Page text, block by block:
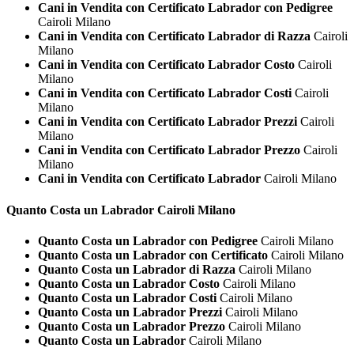
Cani in Vendita con Certificato Labrador con Pedigree
Cairoli Milano
Cani in Vendita con Certificato Labrador di Razza Cairoli
Milano
Cani in Vendita con Certificato Labrador Costo Cairoli
Milano
Cani in Vendita con Certificato Labrador Costi Cairoli
Milano
Cani in Vendita con Certificato Labrador Prezzi Cairoli
Milano
Cani in Vendita con Certificato Labrador Prezzo Cairoli
Milano
Cani in Vendita con Certificato Labrador Cairoli Milano
Quanto Costa un Labrador Cairoli Milano
Quanto Costa un Labrador con Pedigree Cairoli Milano
Quanto Costa un Labrador con Certificato Cairoli Milano
Quanto Costa un Labrador di Razza Cairoli Milano
Quanto Costa un Labrador Costo Cairoli Milano
Quanto Costa un Labrador Costi Cairoli Milano
Quanto Costa un Labrador Prezzi Cairoli Milano
Quanto Costa un Labrador Prezzo Cairoli Milano
Quanto Costa un Labrador Cairoli Milano